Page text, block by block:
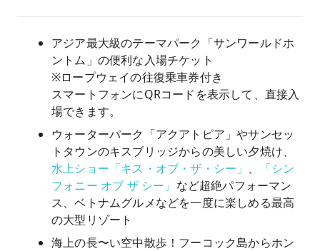
アジア最大級のテーマパーク「サンワールドホ
ントム」の便利な入場チケット
※ロープウェイの往復乗車券付き
スマートフォンにQRコードを表示して、直接入
場できます。
ウォーターパーク「アクアトピア」やサンセッ
トタウンのキスブリッジからの美しい夕焼け、
水上ショー「キス・オブ・ザ・シー」 、
「シン
フォニー オブ ザ シー」 など超絶パフォーマン
ス、ベトナムグルメなどを一度に楽しめる最高
の大型リゾート
海上の長〜い空中散歩！フーコック島からホン